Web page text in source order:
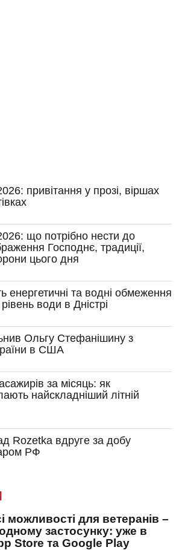
привітання у прозі, віршах
що потрібно нести до
Господнє, традиції,
цього дня
енергетичні та водні обмеження
води в Дністрі
Ольгу Стефанішину з
в США
за місяць: як
найскладніший літній
Rozetka вдруге за добу
РФ
можливості для ветеранів –
застосунку: уже в
Store та Google Play